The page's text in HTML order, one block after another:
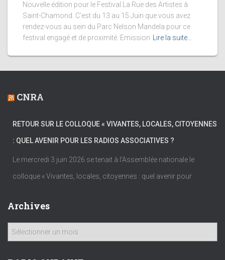
Nouvelle édition pour le Festival La Rue des Artistes à
Saint-Chamond. C’est du 13 au 15 Juin que vous avez
rendez-vous au sein du Parc Nelson Mandela pour ce
festival engagé et de proximité. Emission
Lire la suite…
CNRA
RETOUR SUR LE COLLOQUE « VIVANTES, LOCALES, CITOYENNES
: QUEL AVENIR POUR LES RADIOS ASSOCIATIVES ?
Le mercredi 3 juin 2026 se tenait à l’Assemblée nationale le
colloque « Vivantes, locales, citoyennes : quel avenir pour
Archives